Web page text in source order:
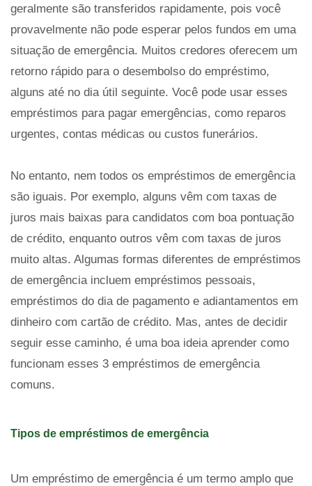
geralmente são transferidos rapidamente, pois você
provavelmente não pode esperar pelos fundos em uma
situação de emergência. Muitos credores oferecem um
retorno rápido para o desembolso do empréstimo,
alguns até no dia útil seguinte. Você pode usar esses
empréstimos para pagar emergências, como reparos
urgentes, contas médicas ou custos funerários.
No entanto, nem todos os empréstimos de emergência
são iguais. Por exemplo, alguns vêm com taxas de
juros mais baixas para candidatos com boa pontuação
de crédito, enquanto outros vêm com taxas de juros
muito altas. Algumas formas diferentes de empréstimos
de emergência incluem empréstimos pessoais,
empréstimos do dia de pagamento e adiantamentos em
dinheiro com cartão de crédito. Mas, antes de decidir
seguir esse caminho, é uma boa ideia aprender como
funcionam esses 3 empréstimos de emergência
comuns.
Tipos de empréstimos de emergência
Um empréstimo de emergência é um termo amplo que